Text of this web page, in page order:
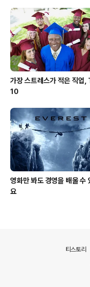
가장 스트레스가 적은 직업
10
영화만 봐도 경영을 배울 수
요
티스토리